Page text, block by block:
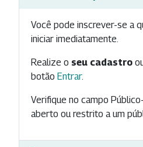
Você pode inscrever-se a
iniciar imediatamente.
Realize o seu cadastro
botão Entrar.
Verifique no campo
aberto ou restrito a um